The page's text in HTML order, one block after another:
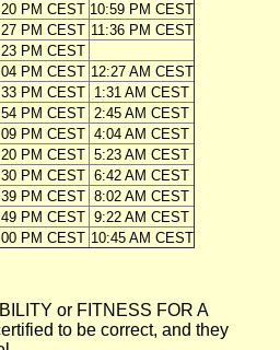
PM CEST 10:59 PM CEST
PM CEST 11:36 PM CEST
PM CEST
PM CEST 12:27 AM CEST
PM CEST
1:31 AM CEST
PM CEST 2:45 AM CEST
PM CEST 4:04 AM CEST
PM CEST 5:23 AM CEST
PM CEST 6:42 AM CEST
PM CEST 8:02 AM CEST
PM CEST 9:22 AM CEST
PM CEST 10:45 AM CEST
or FITNESS FOR A
to be correct, and they